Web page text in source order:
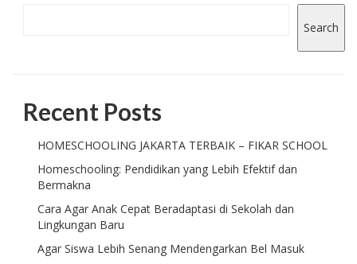
Search
Recent Posts
HOMESCHOOLING JAKARTA TERBAIK – FIKAR SCHOOL
Homeschooling: Pendidikan yang Lebih Efektif dan
Bermakna
Cara Agar Anak Cepat Beradaptasi di Sekolah dan
Lingkungan Baru
Agar Siswa Lebih Senang Mendengarkan Bel Masuk